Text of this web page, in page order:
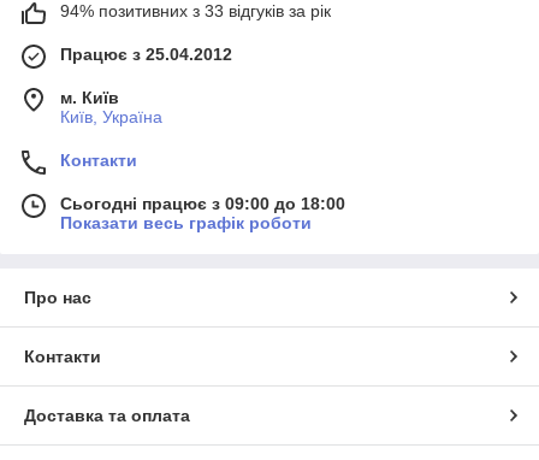
94% позитивних з 33 відгуків за рік
Працює з 25.04.2012
м. Київ
Київ, Україна
Контакти
Сьогодні працює з 09:00 до 18:00
Показати весь графік роботи
Про нас
Контакти
Доставка та оплата